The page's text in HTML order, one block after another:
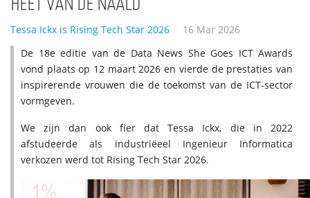
HEET VAN DE NAALD
Tessa Ickx is Rising Tech Star 2026
16 Mar 2026
De 18e editie van de Data News She Goes ICT Awards
vond plaats op 12 maart 2026 en vierde de prestaties van
inspirerende vrouwen die de toekomst van de ICT-sector
vormgeven.
We zijn dan ook fier dat Tessa Ickx, die in 2022
afstudeerde als industriëeel Ingenieur Informatica
verkozen werd tot Rising Tech Star 2026.